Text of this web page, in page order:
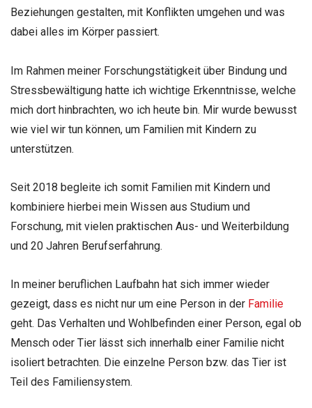
Beziehungen gestalten, mit Konflikten umgehen und was
dabei alles im Körper passiert.
Im Rahmen meiner Forschungstätigkeit über Bindung und
Stressbewältigung hatte ich wichtige Erkenntnisse, welche
mich dort hinbrachten, wo ich heute bin. Mir wurde bewusst
wie viel wir tun können, um Familien mit Kindern zu
unterstützen.
Seit 2018 begleite ich somit Familien mit Kindern und
kombiniere hierbei mein Wissen aus Studium und
Forschung, mit vielen praktischen Aus- und Weiterbildung
und 20 Jahren Berufserfahrung.
In meiner beruflichen Laufbahn hat sich immer wieder
gezeigt, dass es nicht nur um eine Person in der Familie
geht. Das Verhalten und Wohlbefinden einer Person, egal ob
Mensch oder Tier lässt sich innerhalb einer Familie nicht
isoliert betrachten. Die einzelne Person bzw. das Tier ist
Teil des Familiensystem.